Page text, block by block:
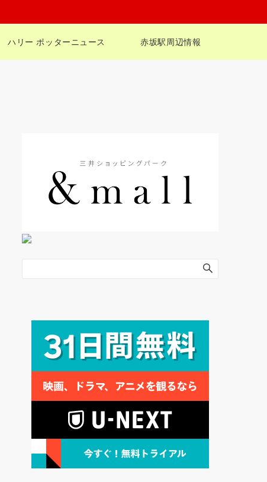
ハリー ポッターニュース 赤坂駅周辺情報